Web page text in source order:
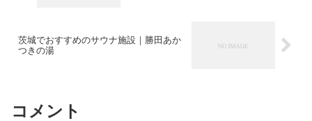
茨城でおすすめのサウナ施設｜勝田あか
つきの湯
コメント